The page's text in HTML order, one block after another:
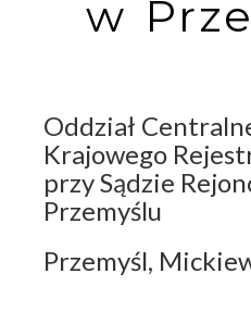
w
Oddział
Krajowego
przy Sądzie
Przemyślu
Przemyśl,